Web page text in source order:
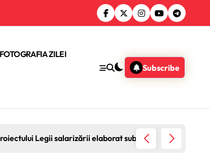
FOTOGRAFIA ZILEI
Subscribe
Legii salarizării elaborat sub propria